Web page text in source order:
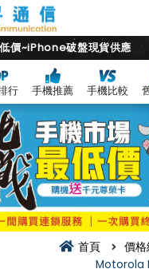
價~iPhone破盤現貨供應
行 手機推薦 手機比較
首頁 價格
Motorola